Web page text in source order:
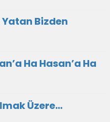
Bizden
Ha Hasan’a Ha
Üzere…